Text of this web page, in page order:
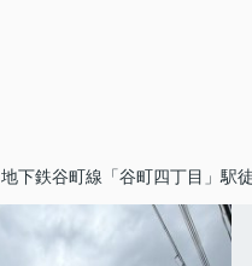
地下鉄谷町線「谷町四丁目」駅